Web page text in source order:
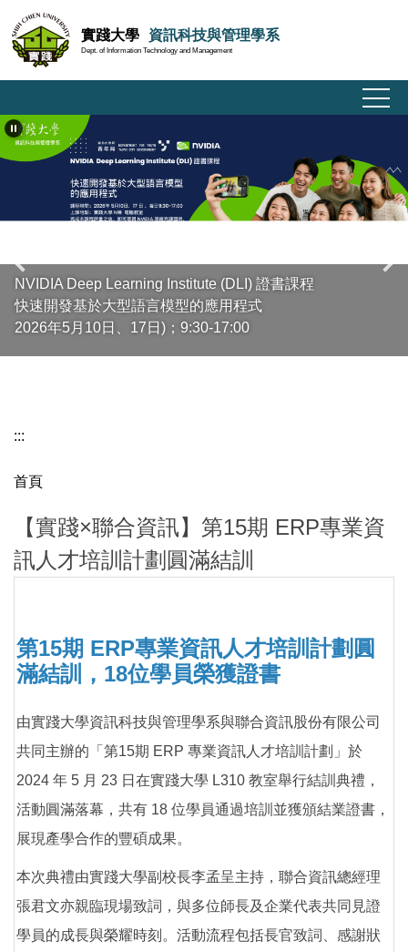
到
主
要
容
區
實踐大學 資訊科技與管理學系
Dept. of Information Technology and Management
NVIDIA Deep Learning Institute (DLI) 證書課程
快速開發基於大型語言模型的應用程式
2026年5月10日、17日)；9:30-17:00
:::
首頁
【實踐×聯合資訊】第15期 ERP專業資
訊人才培訓計劃圓滿結訓
第15期 ERP專業資訊人才培訓計劃圓
滿結訓，18位學員榮獲證書
由實踐大學資訊科技與管理學系與聯合資訊股份有限公司
共同主辦的「第15期 ERP 專業資訊人才培訓計劃」於
2024 年 5 月 23 日在實踐大學 L310 教室舉行結訓典禮，
活動圓滿落幕，共有 18 位學員通過培訓並獲頒結業證書，
展現產學合作的豐碩成果。
本次典禮由實踐大學副校長李孟呈主持，聯合資訊總經理
張君文亦親臨現場致詞，與多位師長及企業代表共同見證
學員的成長與榮耀時刻。活動流程包括長官致詞、感謝狀